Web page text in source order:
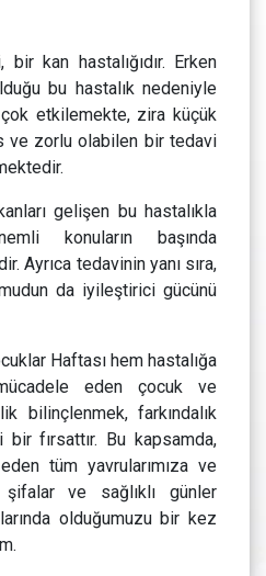
kan hastalığıdır. Erken
bu hastalık nedeniyle
etkilemekte, zira küçük
ve zorlu olabilen bir tedavi
gelişen bu hastalıkla
konuların başında
Ayrıca tedavinin yanı sıra,
da iyileştirici gücünü
Haftası hem hastalığa
eden çocuk ve
bilinçlenmek, farkındalık
fırsattır. Bu kapsamda,
tüm yavrularımıza ve
şifalar ve sağlıklı günler
olduğumuzu bir kez